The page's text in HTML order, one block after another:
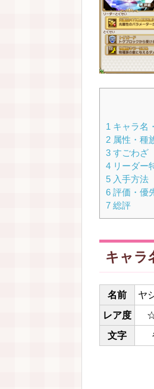
1 キャラ名
2 属性・種
3 すごわざ
4 リーダー
5 入手方法
6 評価・優
7 総評
キャラ
名前
ヤ
レア度
文字